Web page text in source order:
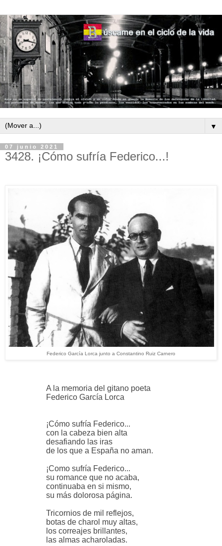
▼
07 junio 2021
3428. ¡Cómo sufría Federico...!
Federico García Lorca junto a Constantino Ruiz Carnero
A la memoria del gitano poeta
Federico García Lorca
¡Cómo sufría Federico...
con la cabeza bien alta
desafiando las iras
de los que a España no aman.
¡Como sufría Federico...
su romance que no acaba,
continuaba en si mismo,
su más dolorosa página.
Tricornios de mil reflejos,
botas de charol muy altas,
los correajes brillantes,
las almas acharoladas.